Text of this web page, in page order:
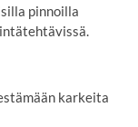
pinnoilla
karkeita